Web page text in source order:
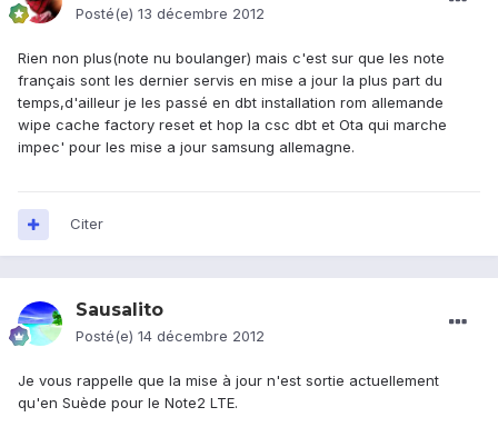
Posté(e) 13 décembre 2012
Rien non plus(note nu boulanger) mais c'est sur que les note
français sont les dernier servis en mise a jour la plus part du
temps,d'ailleur je les passé en dbt installation rom allemande
wipe cache factory reset et hop la csc dbt et Ota qui marche
impec' pour les mise a jour samsung allemagne.
Citer
Sausalito
Posté(e) 14 décembre 2012
Je vous rappelle que la mise à jour n'est sortie actuellement
qu'en Suède pour le Note2 LTE.